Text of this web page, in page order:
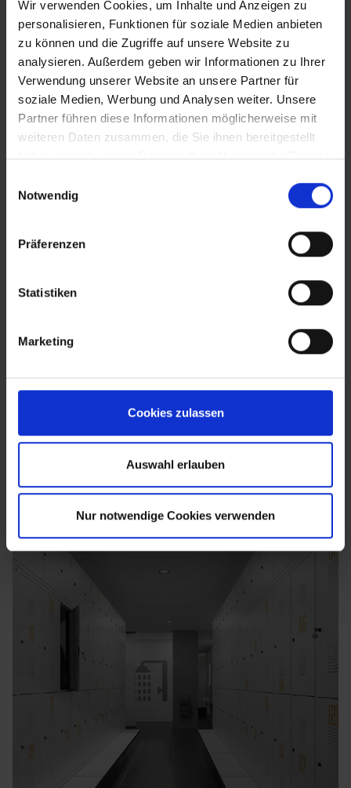
Wir verwenden Cookies, um Inhalte und Anzeigen zu
personalisieren, Funktionen für soziale Medien anbieten
zu können und die Zugriffe auf unsere Website zu
analysieren. Außerdem geben wir Informationen zu Ihrer
Verwendung unserer Website an unsere Partner für
soziale Medien, Werbung und Analysen weiter. Unsere
Partner führen diese Informationen möglicherweise mit
weiteren Daten zusammen, die Sie ihnen bereitgestellt
haben oder die sie im Rahmen Ihrer Nutzung der Dienste
Notwendig
Präferenzen
Statistiken
Marketing
Cookies zulassen
Auswahl erlauben
Nur notwendige Cookies verwenden